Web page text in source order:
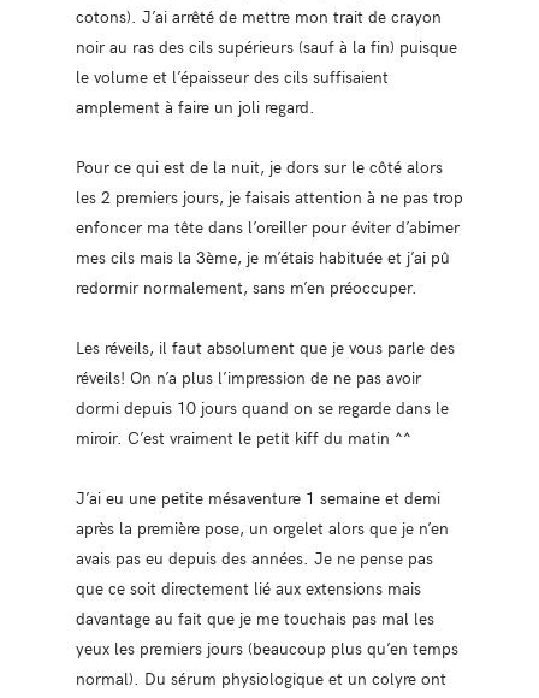
cotons). J’ai arrêté de mettre mon trait de crayon
noir au ras des cils supérieurs (sauf à la fin) puisque
le volume et l’épaisseur des cils suffisaient
amplement à faire un joli regard.
Pour ce qui est de la nuit, je dors sur le côté alors
les 2 premiers jours, je faisais attention à ne pas trop
enfoncer ma tête dans l’oreiller pour éviter d’abimer
mes cils mais la 3ème, je m’étais habituée et j’ai pû
redormir normalement, sans m’en préoccuper.
Les réveils, il faut absolument que je vous parle des
réveils! On n’a plus l’impression de ne pas avoir
dormi depuis 10 jours quand on se regarde dans le
miroir. C’est vraiment le petit kiff du matin ^^
J’ai eu une petite mésaventure 1 semaine et demi
après la première pose, un orgelet alors que je n’en
avais pas eu depuis des années. Je ne pense pas
que ce soit directement lié aux extensions mais
davantage au fait que je me touchais pas mal les
yeux les premiers jours (beaucoup plus qu’en temps
normal). Du sérum physiologique et un colyre ont